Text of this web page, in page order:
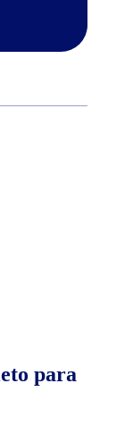
para